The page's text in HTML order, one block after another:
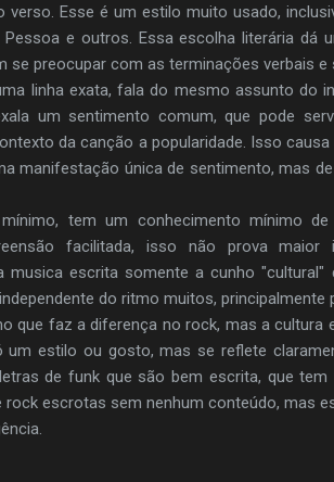
Esse é um estilo muito usado,
Pessoa e outros. Essa escolha literária
se preocupar com as terminações verbais
linha exata, fala do mesmo assunto do
um sentimento comum, que pode
da canção a popularidade. Isso
manifestação única de sentimento, mas
tem um conhecimento mínimo
facilitada, isso não prova
musica escrita somente a cunho
do ritmo muitos, principalmente
que faz a diferença no rock, mas a cultura
estilo ou gosto, mas se reflete
de funk que são bem escrita, que
escrotas sem nenhum conteúdo, mas